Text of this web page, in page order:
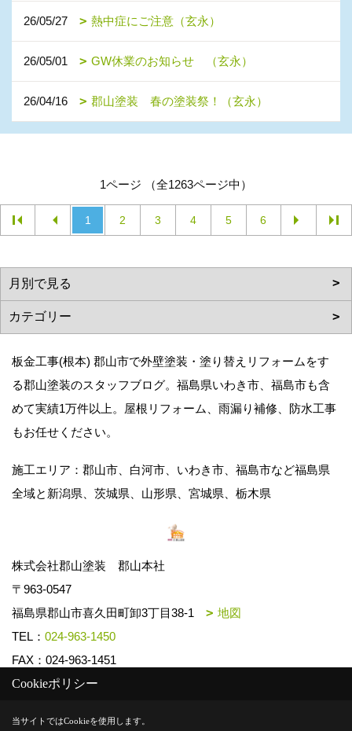
26/05/27 熱中症にご注意（玄永）
26/05/01 GW休業のお知らせ （玄永）
26/04/16 郡山塗装 春の塗装祭！（玄永）
1ページ （全1263ページ中）
1 2 3 4 5 6
板金工事(根本) 郡山市で外壁塗装・塗り替えリフォームをす
る郡山塗装のスタッフブログ。福島県いわき市、福島市も含
めて実績1万件以上。屋根リフォーム、雨漏り補修、防水工事
もお任せください。
施工エリア：郡山市、白河市、いわき市、福島市など福島県
全域と新潟県、茨城県、山形県、宮城県、栃木県
株式会社郡山塗装 郡山本社
〒963-0547
福島県郡山市喜久田町卸3丁目38-1
地図
TEL： 024-963-1450
FAX：024-963-1451
Copyright (c) k-toso. All Rights Reserved.
Cookieポリシー
当サイトではCookieを使用します。